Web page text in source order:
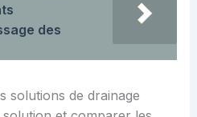
des
solutions de drainage